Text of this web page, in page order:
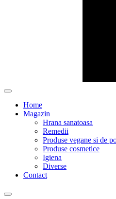
Home
Magazin
Hrana sanatoasa
Remedii
Produse vegane si de
Produse cosmetice
Igiena
Diverse
Contact